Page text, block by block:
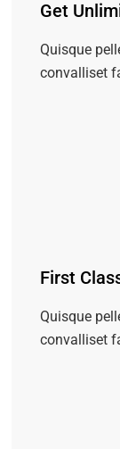
Get
Quisque
convalliset
First
Quisque
convalliset